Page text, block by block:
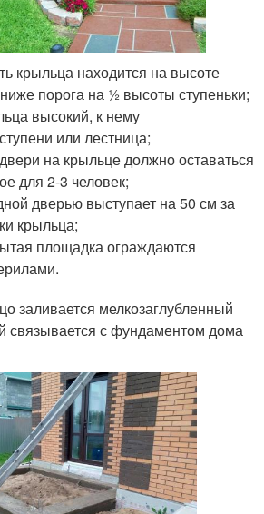
крыльца находится на высоте
порога на ½ высоты ступеньки;
высокий, к нему
или лестница;
на крыльце должно оставаться
для 2-3 человек;
дверью выступает на 50 см за
крыльца;
площадка ограждаются
заливается мелкозаглубленный
связывается с фундаментом дома